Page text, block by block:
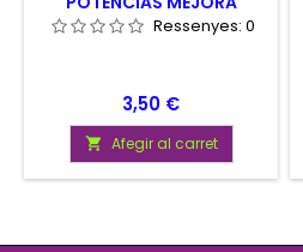
VENTAS COMERCIALES
Ressenyes: 0
Preu
3,50 €
 Afegir al carret